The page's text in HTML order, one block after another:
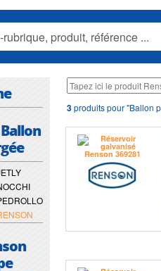
3produits pour "Ballon